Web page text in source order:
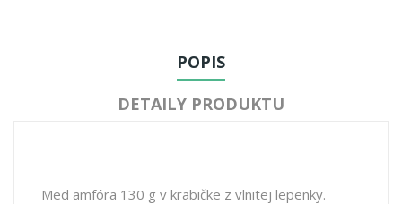
POPIS
DETAILY PRODUKTU
Med amfóra 130 g v krabičke z vlnitej lepenky.